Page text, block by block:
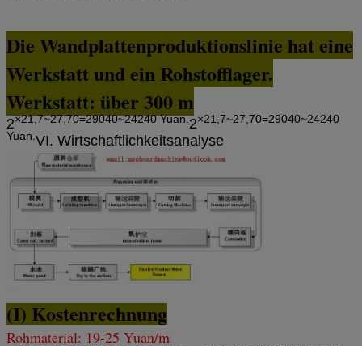
Die Wandplattenproduktionslinie hat eine
Werkstatt und ein Rohstofflager.
Werkstatt: über 300 m
2×21,7~27,70=29040~24240 Yuan.2×21,7~27,70=29040~24240
Yuan. VI. Wirtschaftlichkeitsanalyse
(I) Kostenrechnung
Rohmaterial: 19-25 Yuan/m